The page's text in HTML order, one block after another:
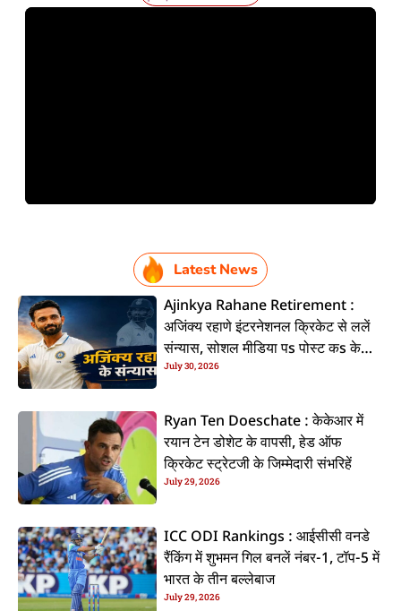
Latest News
Ajinkya Rahane Retirement :
अजिंक्य रहाणे इंटरनेशनल क्रिकेट से ललें
संन्यास, सोशल मीडिया पs पोस्ट कs के
कइलें एलान
July 30, 2026
Ryan Ten Doeschate : केकेआर में
रयान टेन डोशेट के वापसी, हेड ऑफ
क्रिकेट स्ट्रेटजी के जिम्मेदारी संभरिहें
July 29, 2026
ICC ODI Rankings : आईसीसी वनडे
रैंकिंग में शुभमन गिल बनलें नंबर-1, टॉप-5 में
भारत के तीन बल्लेबाज
July 29, 2026